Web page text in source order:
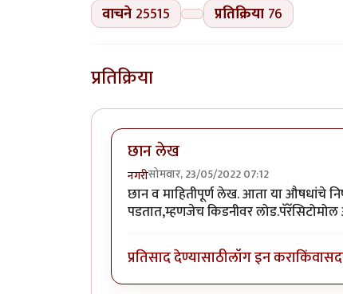
वाचने 25515 प्रतिक्रिया 76
प्रतिक्रिया
छान लेख
नगरीसोमवार, 23/05/2022 07:12
छान व माहितीपूर्ण लेख. आता या औषधांचे
पडतात,म्हणजेच किडनीवर
प्रतिसाद देण्यासाठीलॉग इन कराकिंवा